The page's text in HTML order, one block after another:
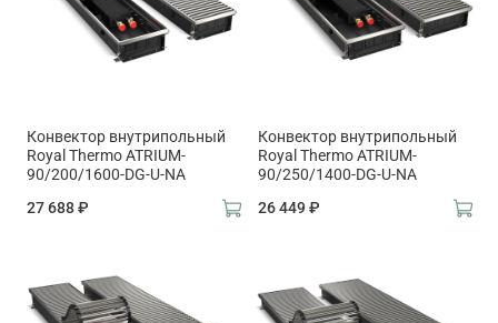
Конвектор внутрипольный
Royal Thermo ATRIUM-
90/200/1600-DG-U-NA
27 688 ₽
Конвектор внутрипольный
Royal Thermo ATRIUM-
90/250/1400-DG-U-NA
26 449 ₽